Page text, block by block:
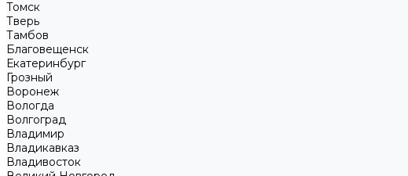
Томск
Тверь
Тамбов
Благовещенск
Екатеринбург
Грозный
Воронеж
Вологда
Волгоград
Владимир
Владикавказ
Владивосток